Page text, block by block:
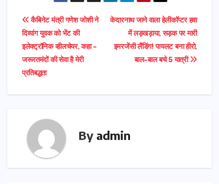
Post
navigation
केदारनाथ जाने वाला हेलीकॉप्टर हवा
में लड़खड़ाया, सड़क पर मारी
इमरजेंसी लैंडिंग! पायलट बना हीरो,
बाल-बाल बचे 5 यात्री
कैबिनेट मंत्री गणेश जोशी ने
दिव्यांग युवक को भेंट की
इलेक्ट्रॉनिक व्हीलचेयर, कहा –
जरूरतमंदों की सेवा है मेरी
प्रतिबद्धता
By admin